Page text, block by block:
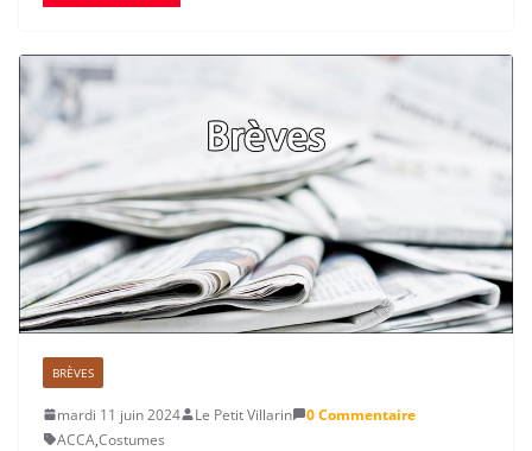
BRÈVES
mardi 11 juin 2024 Le Petit Villarin
0 Commentaire
ACCA,Costumes